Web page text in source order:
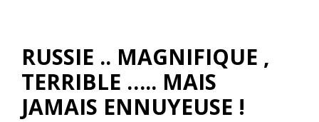
RUSSIE .. MAGNIFIQUE ,
TERRIBLE ….. MAIS
JAMAIS ENNUYEUSE !